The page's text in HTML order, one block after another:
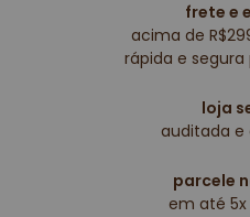
frete e
acima de
rápida e
loja
auditada
parcele
em até